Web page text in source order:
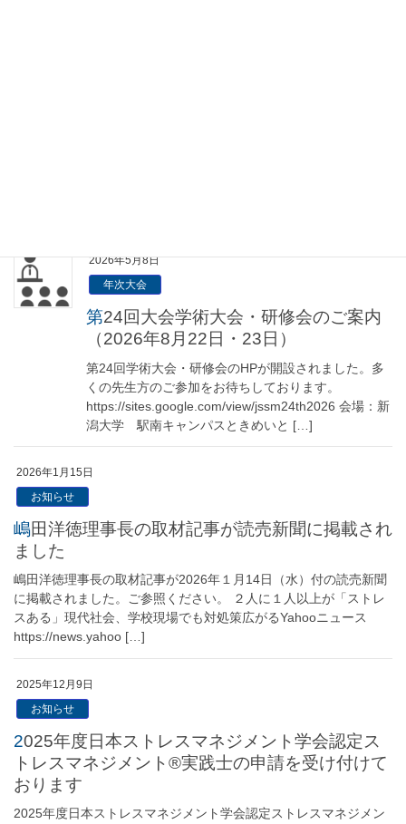
2026年5月8日
年次大会
第24回大会学術大会・研修会のご案内
（2026年8月22日・23日）
第24回学術大会・研修会のHPが開設されました。多
くの先生方のご参加をお待ちしております。
https://sites.google.com/view/jssm24th2026 会場：新
潟大学 駅南キャンパスときめいと […]
2026年1月15日
お知らせ
嶋田洋徳理事長の取材記事が読売新聞に掲載され
ました
嶋田洋徳理事長の取材記事が2026年１月14日（水）付の読売新聞
に掲載されました。ご参照ください。 ２人に１人以上が「ストレ
スある」現代社会、学校現場でも対処策広がるYahooニュース
https://news.yahoo […]
2025年12月9日
お知らせ
2025年度日本ストレスマネジメント学会認定ス
トレスマネジメント®実践士の申請を受け付けて
おります
2025年度日本ストレスマネジメント学会認定ストレスマネジメン